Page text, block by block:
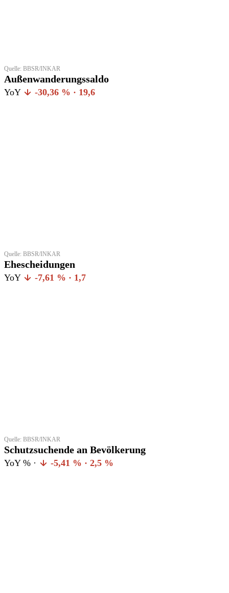
Quelle: BBSR/INKAR
Außenwanderungssaldo
YoY -30,36 % · 19,6
Quelle: BBSR/INKAR
Ehescheidungen
YoY -7,61 % · 1,7
Quelle: BBSR/INKAR
Schutzsuchende an Bevölkerung
YoY % · -5,41 % · 2,5 %